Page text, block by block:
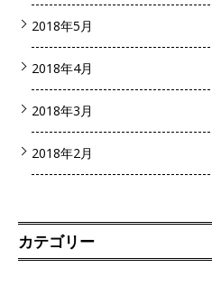
2018年5月
2018年4月
2018年3月
2018年2月
カテゴリー